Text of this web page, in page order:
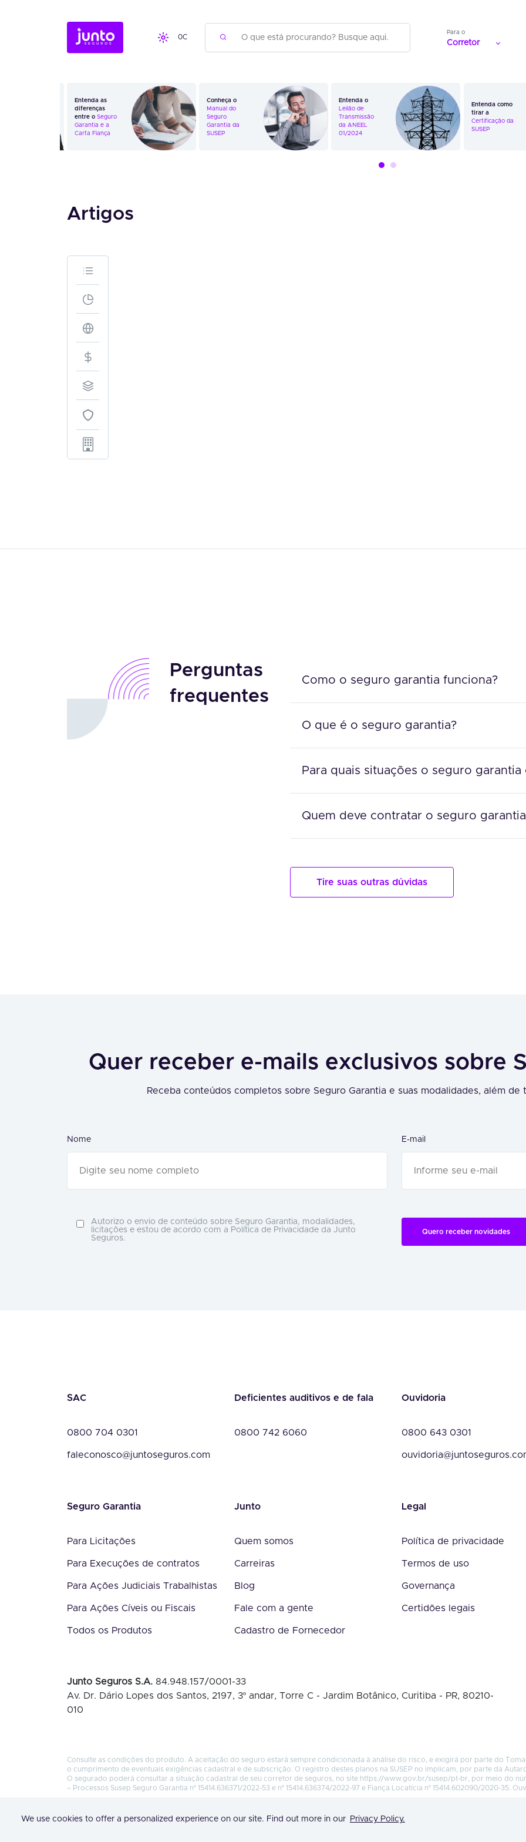
We use cookies to offer a personalized experience on our site. Find out more in our Privacy Policy.
0C
Para o
Corretor
Entenda as
diferenças
entre o Seguro
Garantia e a
Carta Fiança
Conheça o
Manual do
Seguro
Garantia da
SUSEP
Entenda o
Leilão de
Transmissão
da ANEEL
01/2024
Entenda como
tirar a
Certificação da
SUSEP
Artigos
Perguntas
frequentes
Como o seguro garantia funciona?
O que é o seguro garantia?
Para quais situações o seguro garantia
Quem deve contratar o seguro
Tire suas outras dúvidas
Quer receber e-mails exclusivos sobre
Receba conteúdos completos sobre Seguro Garantia e suas modalidades, além de
Nome E-mail
Autorizo o envio de conteúdo sobre Seguro Garantia, modalidades,
licitações e estou de acordo com a Política de Privacidade da Junto
Seguros.
SAC
0800 704 0301
faleconosco@juntoseguros.com
Deficientes auditivos e de fala
0800 742 6060
Ouvidoria
0800 643 0301
Seguro Garantia
Para Licitações
Para Execuções de contratos
Para Ações Judiciais Trabalhistas
Para Ações Cíveis ou Fiscais
Todos os Produtos
Junto
Quem somos
Carreiras
Blog
Fale com a gente
Cadastro de Fornecedor
Legal
Política de privacidade
Termos de uso
Governança
Certidões legais
Junto Seguros S.A. 84.948.157/0001-33
Av. Dr. Dário Lopes dos Santos, 2197, 3º andar, Torre C - Jardim Botânico, Curitiba - PR, 80210-
010
Consulte as condições do produto. A aceitação do seguro estará sempre condicionada à análise do risco, e exigirá por parte do
o cumprimento de eventuais exigências cadastral e de subscrição. O registro destes planos na SUSEP no implicam, por parte da
O segurado poderá consultar a situação cadastral de seu corretor de seguros, no site https://www.gov.br/susep/pt-br , por meio do
– Processos Susep Seguro Garantia nº 15414.636371/2022-53 e nº 15414.636374/2022-97 e Fiança Locatícia nº 15414.602090/2020-35.